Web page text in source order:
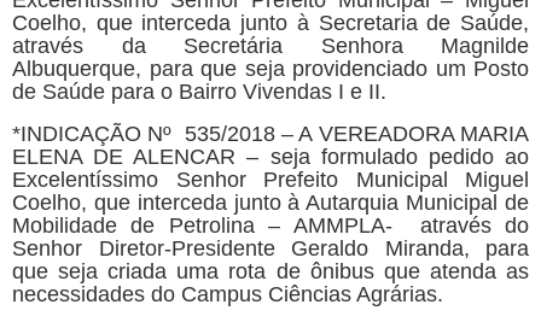
Coelho, que interceda junto à Secretaria de Saúde,
através da Secretária Senhora Magnilde
Albuquerque, para que seja providenciado um Posto
de Saúde para o Bairro Vivendas I e II.
*INDICAÇÃO Nº 535/2018 – A VEREADORA MARIA
ELENA DE ALENCAR – seja formulado pedido ao
Excelentíssimo Senhor Prefeito Municipal Miguel
Coelho, que interceda junto à Autarquia Municipal de
Mobilidade de Petrolina – AMMPLA- através do
Senhor Diretor-Presidente Geraldo Miranda, para
que seja criada uma rota de ônibus que atenda as
necessidades do Campus Ciências Agrárias.